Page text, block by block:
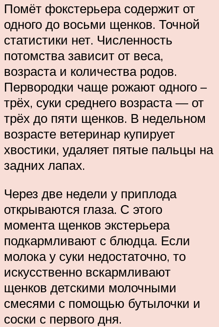
Помёт фокстерьера содержит от
одного до восьми щенков. Точной
статистики нет. Численность
потомства зависит от веса,
возраста и количества родов.
Первородки чаще рожают одного –
трёх, суки среднего возраста — от
трёх до пяти щенков. В недельном
возрасте ветеринар купирует
хвостики, удаляет пятые пальцы на
задних лапах.
Через две недели у приплода
открываются глаза. С этого
момента щенков экстерьера
подкармливают с блюдца. Если
молока у суки недостаточно, то
искусственно вскармливают
щенков детскими молочными
смесями с помощью бутылочки и
соски с первого дня.